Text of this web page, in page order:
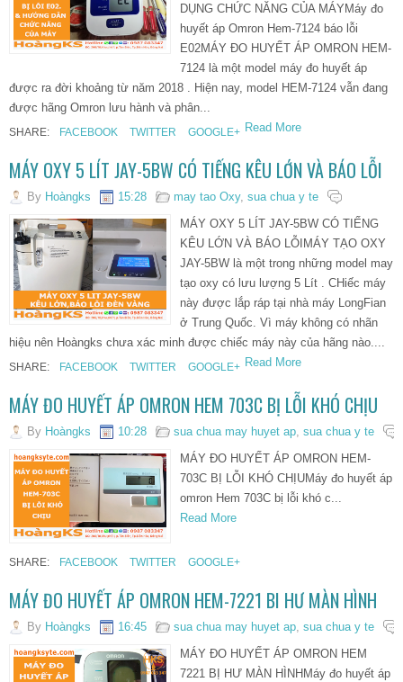
DỤNG CHỨC NĂNG CỦA MÁYMáy đo
huyết áp Omron Hem-7124 báo lỗi
E02MÁY ĐO HUYẾT ÁP OMRON HEM-
7124 là một model máy đo huyết áp
được ra đời khoảng từ năm 2018 . Hiện nay, model HEM-7124 vẫn đang
được hãng Omron lưu hành và phân...
SHARE: FACEBOOK TWITTER GOOGLE+ Read More
MÁY OXY 5 LÍT JAY-5BW CÓ TIẾNG KÊU LỚN VÀ BÁO LỖI
By Hoàngks 15:28 may tao Oxy, sua chua y te
MÁY OXY 5 LÍT JAY-5BW CÓ TIẾNG
KÊU LỚN VÀ BÁO LỖIMÁY TẠO OXY
JAY-5BW là một trong những model may
tạo oxy có lưu lượng 5 Lít . CHiếc máy
này được lắp ráp tại nhà máy LongFian
ở Trung Quốc. Vì máy không có nhãn
hiệu nên Hoàngks chưa xác minh được chiếc máy này của hãng nào....
SHARE: FACEBOOK TWITTER GOOGLE+ Read More
MÁY ĐO HUYẾT ÁP OMRON HEM 703C BỊ LỖI KHÓ CHỊU
By Hoàngks 10:28 sua chua may huyet ap sua chua y te
MÁY ĐO HUYẾT ÁP OMRON HEM-
703C BỊ LỖI KHÓ CHỊUMáy đo huyết áp
omron Hem 703C bị lỗi khó c...
SHARE: FACEBOOK TWITTER GOOGLE+
Read More
MÁY ĐO HUYẾT ÁP OMRON HEM-7221 BI HƯ MÀN HÌNH
By Hoàngks 16:45 sua chua may huyet ap, sua chua y te
MÁY ĐO HUYẾT ÁP OMRON HEM
7221 BỊ HƯ MÀN HÌNHMáy đo huyết áp